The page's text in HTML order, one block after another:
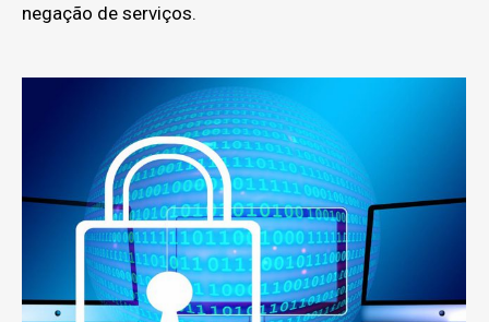
negação de serviços.